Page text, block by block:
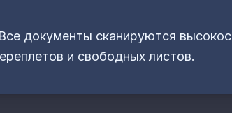
документы сканируются
и свободных листов.